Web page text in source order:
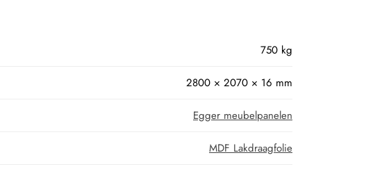
750 kg
2800 × 2070 × 16 mm
Egger meubelpanelen
MDF Lakdraagfolie